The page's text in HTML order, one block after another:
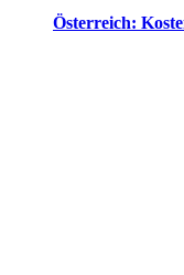
Österreich: